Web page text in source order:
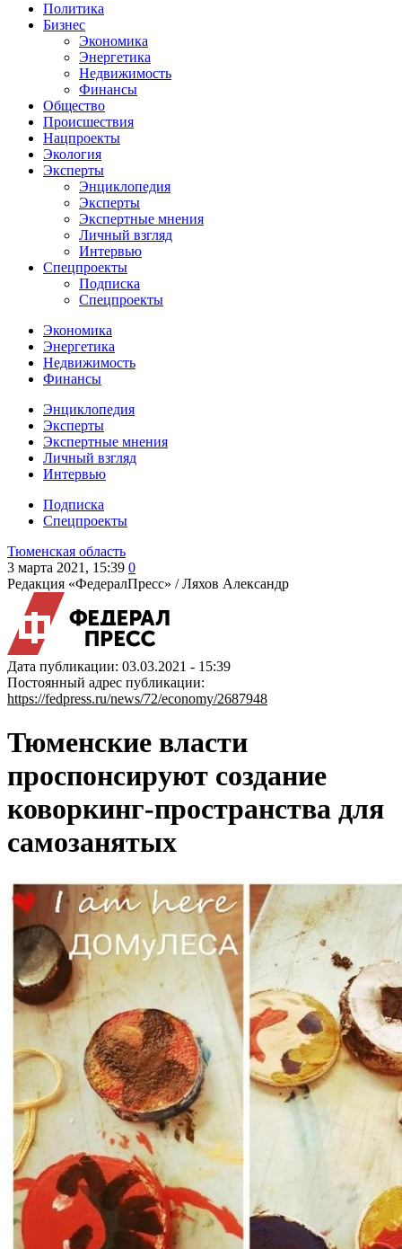
Политика
Бизнес
Экономика
Энергетика
Недвижимость
Финансы
Общество
Происшествия
Нацпроекты
Экология
Эксперты
Энциклопедия
Эксперты
Экспертные мнения
Личный взгляд
Интервью
Спецпроекты
Подписка
Спецпроекты
Экономика
Энергетика
Недвижимость
Финансы
Энциклопедия
Эксперты
Экспертные мнения
Личный взгляд
Интервью
Подписка
Спецпроекты
Тюменская область
3 марта 2021, 15:39 0
Редакция «ФедералПресс» /Ляхов Александр
Дата публикации: 03.03.2021 - 15:39
Постоянный адрес публикации:
https://fedpress.ru/news/72/economy/2687948
Тюменские власти
проспонсируют создание
коворкинг-пространства для
самозанятых